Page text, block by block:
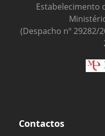
Estabelecimento
(Despacho nº 29282/
Contactos